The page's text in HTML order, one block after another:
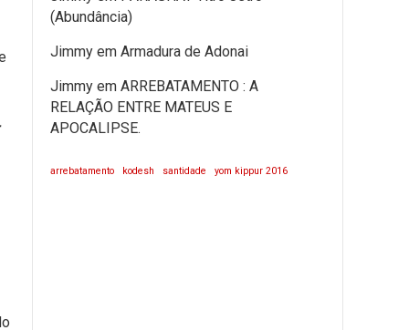
(Abundância)
Jimmy em Armadura de Adonai
Jimmy em ARREBATAMENTO : A
RELAÇÃO ENTRE MATEUS E
APOCALIPSE.
arrebatamento kodesh santidade yom kippur 2016